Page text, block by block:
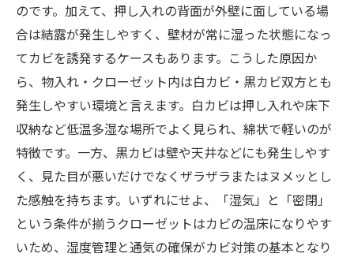
のです。加えて、押し入れの背面が外壁に面している場
合は結露が発生しやすく、壁材が常に湿った状態になっ
てカビを誘発するケースもあります。こうした原因か
ら、物入れ・クローゼット内は白カビ・黒カビ双方とも
発生しやすい環境と言えます。白カビは押し入れや床下
収納など低温多湿な場所でよく見られ、綿状で軽いのが
特徴です。一方、黒カビは壁や天井などにも発生しやす
く、見た目が悪いだけでなくザラザラまたはヌメッとし
た感触を持ちます。いずれにせよ、「湿気」と「密閉」
という条件が揃うクローゼットはカビの温床になりやす
いため、湿度管理と通気の確保がカビ対策の基本となり